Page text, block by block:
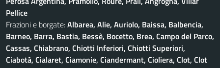
Pellice
Frazioni e borgate:Albarea, Alie, Auriolo, Baissa, Balbencia,
Barneo, Barra, Bastia, Bessè, Bocetto, Brea, Campo del Parco,
Cassas, Chiabrano, Chiotti Inferiori, Chiotti Superiori,
Ciabotà, Cialaret, Ciamonie, Ciandermant, Cioliera, Clot, Clot